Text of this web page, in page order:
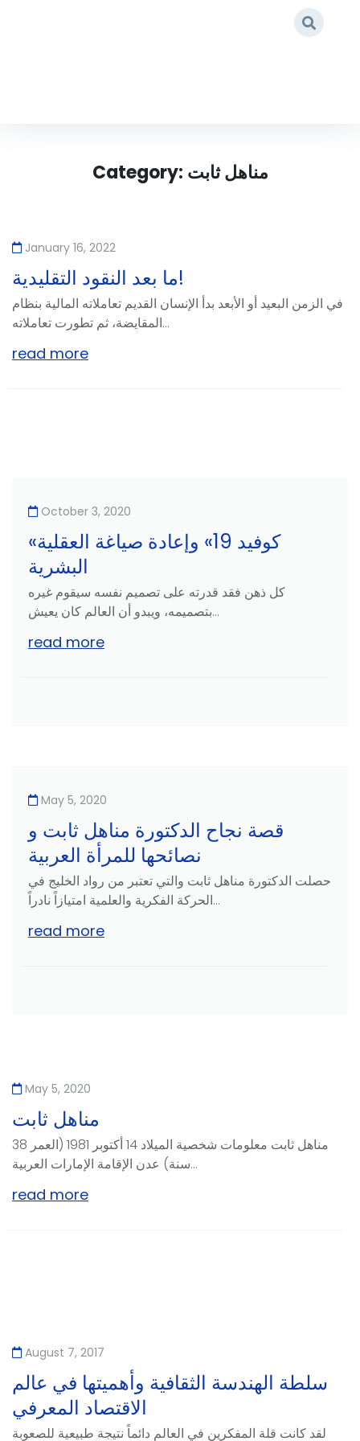
Category: مناهل ثابت
January 16, 2022
ما بعد النقود التقليدية!
في الزمن البعيد أو الأبعد بدأ الإنسان القديم تعاملاته المالية بنظام
المقايضة، ثم تطورت تعاملاته...
read more
October 3, 2020
«كوفيد 19» وإعادة صياغة العقلية
البشرية
كل ذهن فقد قدرته على تصميم نفسه سيقوم غيره
بتصميمه، ويبدو أن العالم كان يعيش...
read more
May 5, 2020
قصة نجاح الدكتورة مناهل ثابت و
نصائحها للمرأة العربية
حصلت الدكتورة مناهل ثابت والتي تعتبر من رواد الخليج في
الحركة الفكرية والعلمية امتيازاً نادراً...
read more
May 5, 2020
مناهل ثابت
مناهل ثابت معلومات شخصية الميلاد 14 أكتوبر 1981 (العمر 38
سنة) عدن الإقامة الإمارات العربية...
read more
August 7, 2017
سلطة الهندسة الثقافية وأهميتها في عالم
الاقتصاد المعرفي
لقد كانت قلة المفكرين في العالم دائماً نتيجة طبيعية للصعوبة